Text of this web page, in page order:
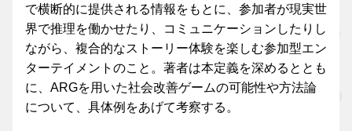
で横断的に提供される情報をもとに、参加者が現実世
界で推理を働かせたり、コミュニケーションしたりし
ながら、複合的なストーリー体験を楽しむ参加型エン
ターテイメントのこと。著者は本定義を深めるととも
に、ARGを用いた社会改善ゲームの可能性や方法論
について、具体例をあげて考察する。